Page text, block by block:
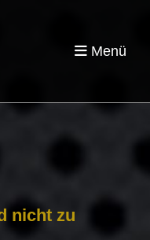
Menü
nicht zu